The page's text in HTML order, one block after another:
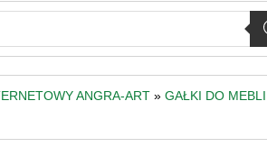
ANGRA-ART » GAŁKI DO MEBLI